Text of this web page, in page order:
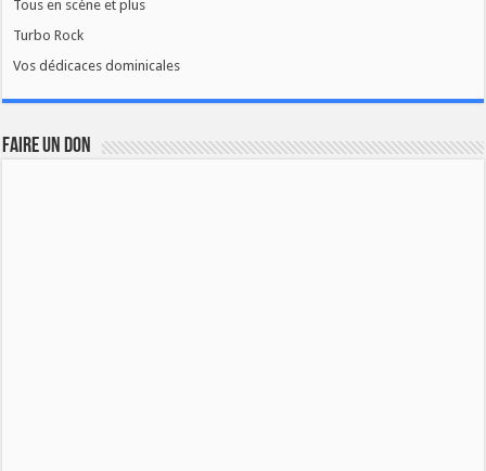
Tous en scène et plus
Turbo Rock
Vos dédicaces dominicales
FAIRE UN DON